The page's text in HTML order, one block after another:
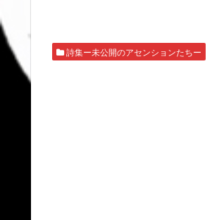
詩集ー未公開のアセンションたちー